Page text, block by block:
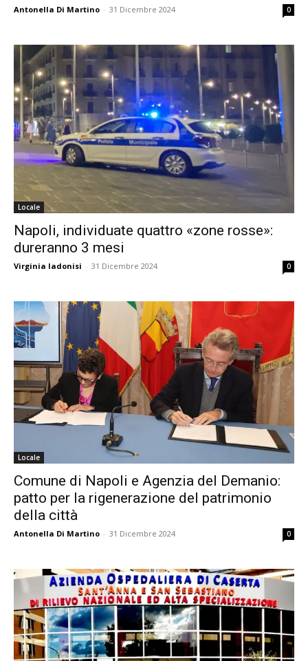
Antonella Di Martino - 31 Dicembre 2024 0
Locale
Napoli, individuate quattro «zone rosse»:
dureranno 3 mesi
Virginia Iadonisi - 31 Dicembre 2024 0
Locale
Comune di Napoli e Agenzia del Demanio:
patto per la rigenerazione del patrimonio
della città
Antonella Di Martino - 31 Dicembre 2024 0